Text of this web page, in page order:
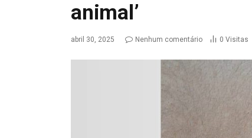
animal’
abril 30, 2025 Nenhum comentário 0 Visitas